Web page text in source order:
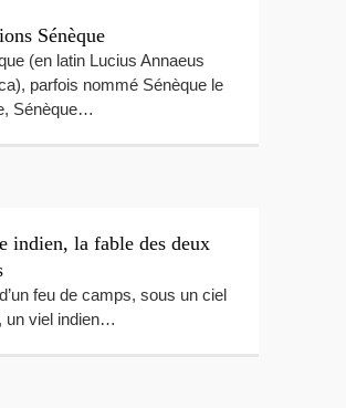
Sénèque
(en latin Lucius Annaeus
parfois nommé Sénèque le
Sénèque…
indien, la fable des deux
feu de camps, sous un ciel
un viel indien…